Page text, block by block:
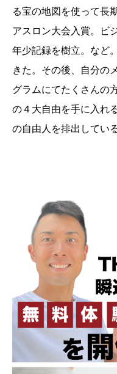
る宝の地図を使って長
アスロン大会入賞。ビ
年少記録を樹立。など
きた。その後、自分の
グラムにてたくさんの
の４大自由を手に入れ
の自由人を排出している